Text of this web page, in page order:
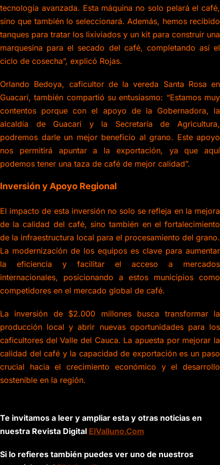
tecnología avanzada. Esta máquina no solo pelará el café,
sino que también lo seleccionará. Además, hemos recibido
tanques para tratar los lixiviados y un kit para construir una
marquesina para el secado del café, completando así el
ciclo de cosecha”, explicó Rojas.
Orlando Bedoya, caficultor de la vereda Santa Rosa en
Guacarí, también compartió su entusiasmo: “Estamos muy
contentos porque con el apoyo de la Gobernadora, la
alcaldía de Guacarí y la Secretaría de Agricultura,
podremos darle un mejor beneficio al grano. Este apoyo
nos permitirá apuntar a la exportación, ya que aquí
podemos tener una taza de café de mejor calidad”.
Inversión y Apoyo Regional
El impacto de esta inversión no solo se refleja en la mejora
de la calidad del café, sino también en el fortalecimiento
de la infraestructura local para el procesamiento del grano.
La modernización de los equipos es clave para aumentar
la eficiencia y facilitar el acceso a mercados
internacionales, posicionando a estos municipios como
competidores en el mercado global de café.
La inversión de $2.000 millones busca transformar la
producción local y abrir nuevas oportunidades para los
caficultores del Valle del Cauca. La apuesta por mejorar la
calidad del café y la capacidad de exportación es un paso
crucial hacia el crecimiento económico y el desarrollo
sostenible en la región.
Te invitamos a leer y ampliar esta y otras noticias en
nuestra Revista Digital ElValluno.Com
Si lo refieres también puedes ver uno de nuestros